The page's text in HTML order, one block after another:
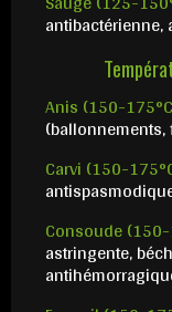
Anis (150-
Carvi (150-
Consoude
astringente,